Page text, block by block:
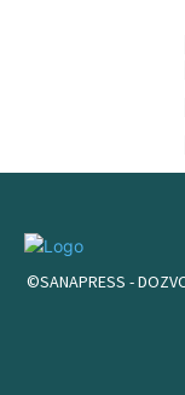
©SANAPRESS -